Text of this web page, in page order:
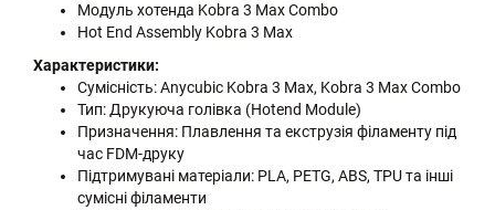
Модуль хотенда Kobra 3 Max Combo
Hot End Assembly Kobra 3 Max
Характеристики:
Сумісність: Anycubic Kobra 3 Max, Kobra 3 Max Combo
Тип: Друкуюча голівка (Hotend Module)
Призначення: Плавлення та екструзія філаменту під
час FDM-друку
Підтримувані матеріали: PLA, PETG, ABS, TPU та інші
сумісні філаменти